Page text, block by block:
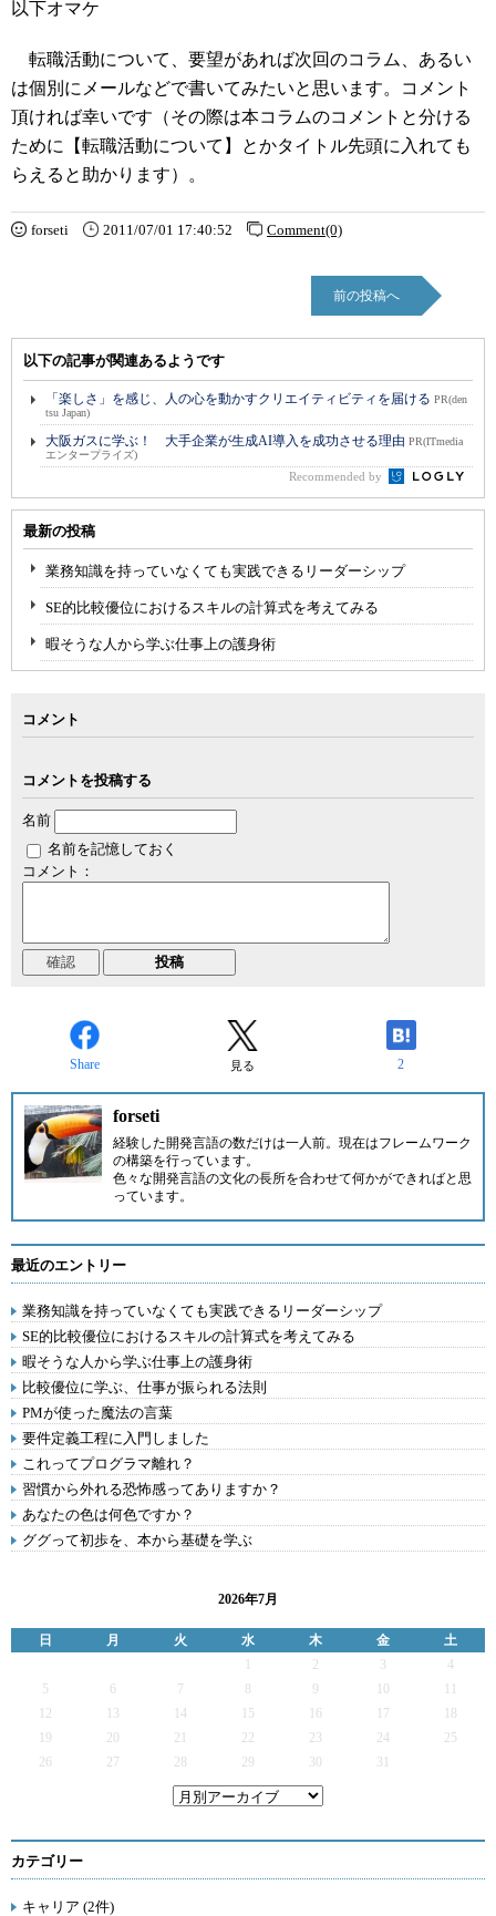
以下オマケ
転職活動について、要望があれば次回のコラム、あるい
は個別にメールなどで書いてみたいと思います。コメント
頂ければ幸いです（その際は本コラムのコメントと分ける
ために【転職活動について】とかタイトル先頭に入れても
らえると助かります）。
forseti 2011/07/01 17:40:52 Comment(0)
前の投稿へ
以下の記事が関連あるようです
「楽しさ」を感じ、人の心を動かすクリエイティビティを届ける PR(den
tsu Japan)
大阪ガスに学ぶ！ 大手企業が生成AI導入を成功させる理由 PR(ITmedia
エンタープライズ)
Recommended by
最新の投稿
業務知識を持っていなくても実践できるリーダーシップ
SE的比較優位におけるスキルの計算式を考えてみる
暇そうな人から学ぶ仕事上の護身術
コメント
コメントを投稿する
名前
名前を記憶しておく
コメント：
Share 見る 2
forseti
経験した開発言語の数だけは一人前。現在はフレームワーク
の構築を行っています。
色々な開発言語の文化の長所を合わせて何かができればと思
っています。
最近のエントリー
業務知識を持っていなくても実践できるリーダーシップ
SE的比較優位におけるスキルの計算式を考えてみる
暇そうな人から学ぶ仕事上の護身術
比較優位に学ぶ、仕事が振られる法則
PMが使った魔法の言葉
要件定義工程に入門しました
これってプログラマ離れ？
習慣から外れる恐怖感ってありますか？
あなたの色は何色ですか？
ググって初歩を、本から基礎を学ぶ
2026年7月
日 月 火 水 木 金
土
2 3
4
5
6 7 9
12
13 14 15 16 17
19
20 21 22 23 24
25
26
27 28 29 30 31
カテゴリー
キャリア (2件)